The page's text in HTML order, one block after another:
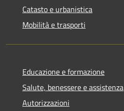
Catasto e urbanistica
Mobilità e trasporti
Educazione e formazione
Salute, benessere e assistenza
Autorizzazioni